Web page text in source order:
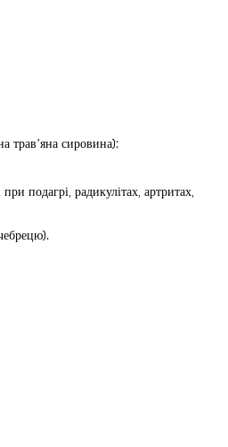
трав’яна сировина);
подагрі, радикулітах, артритах,